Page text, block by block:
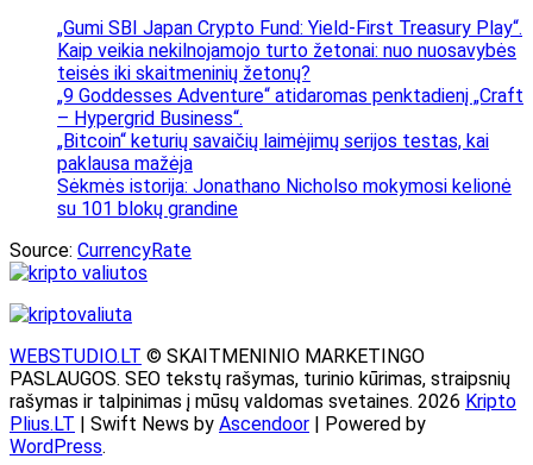
„Gumi SBI Japan Crypto Fund: Yield-First Treasury Play“.
Kaip veikia nekilnojamojo turto žetonai: nuo nuosavybės
teisės iki skaitmeninių žetonų?
„9 Goddesses Adventure“ atidaromas penktadienį „Craft
– Hypergrid Business“.
„Bitcoin“ keturių savaičių laimėjimų serijos testas, kai
paklausa mažėja
Sėkmės istorija: Jonathano Nicholso mokymosi kelionė
su 101 blokų grandine
Source: CurrencyRate
WEBSTUDIO.LT © SKAITMENINIO MARKETINGO
PASLAUGOS. SEO tekstų rašymas, turinio kūrimas, straipsnių
rašymas ir talpinimas į mūsų valdomas svetaines. 2026 Kripto
Plius.LT | Swift News by Ascendoor | Powered by
WordPress.